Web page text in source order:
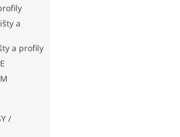
a
a profily
/